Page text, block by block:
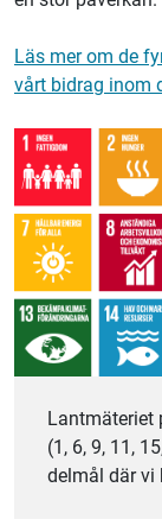
Läs mer om de
vårt bidrag inom
Lantmäteriet
(1, 6, 9, 11,
delmål där vi